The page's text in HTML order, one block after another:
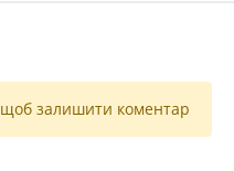
щоб залишити коментар